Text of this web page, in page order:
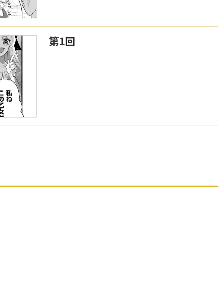
第1回